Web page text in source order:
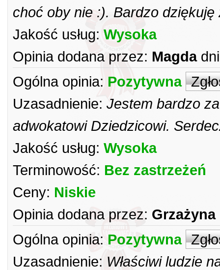
choć oby nie :). Bardzo
Jakość usług: Wysoka
Opinia dodana przez: Magda
Ogólna opinia: Pozytywna
Uzasadnienie: Jestem bardzo
adwokatowi Dziedzicowi.
Jakość usług: Wysoka
Terminowość: Bez zastrzeżeń
Ceny: Niskie
Opinia dodana przez: Grzażyna
Ogólna opinia: Pozytywna
Uzasadnienie: Właściwi ludzie